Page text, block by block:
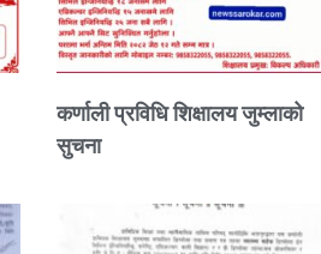
कर्णाली प्रविधि शिक्षालय जुम्लाको
सुचना